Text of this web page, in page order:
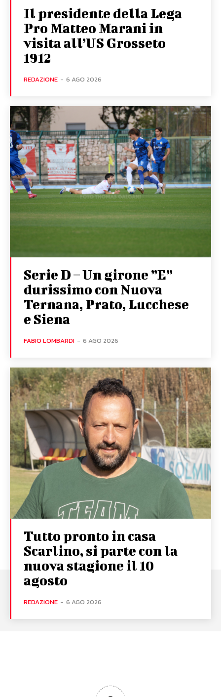
Il presidente della Lega
Pro Matteo Marani in
visita all’US Grosseto
1912
REDAZIONE - 6 AGO 2026
Serie D – Un girone ”E”
durissimo con Nuova
Ternana, Prato, Lucchese
e Siena
FABIO LOMBARDI - 6 AGO 2026
Tutto pronto in casa
Scarlino, si parte con la
nuova stagione il 10
agosto
REDAZIONE - 6 AGO 2026